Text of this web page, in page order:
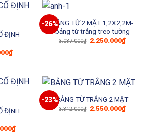
1.600.000₫.
ĐỊNH
₫Giá
hiện
948.000₫.
-26%BẢNG TỪ 2 MẶT 1,2X2,2M-
bảng từ trắng treo tường
3.037.000₫ Giá
2.250.000₫Giá
hiện
ĐỊNH
₫Giá
hiện
-23%BẢNG TỪ TRẮNG 2 MẶT
3.312.000₫ Giá
2.550.000₫Giá
hiện